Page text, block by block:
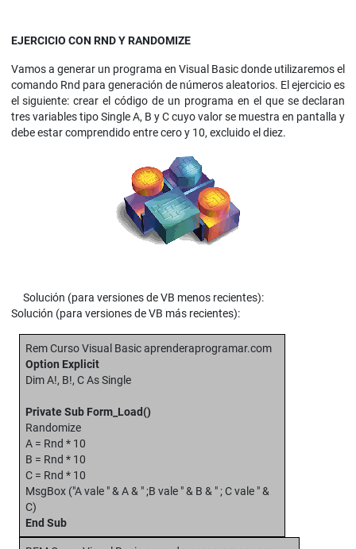
EJERCICIO CON RND Y RANDOMIZE
Vamos a generar un programa en Visual Basic donde utilizaremos el
comando Rnd para generación de números aleatorios. El ejercicio es
el siguiente: crear el código de un programa en el que se declaran
tres variables tipo Single A, B y C cuyo valor se muestra en pantalla y
debe estar comprendido entre cero y 10, excluido el diez.
Solución (para versiones de VB menos recientes):
Solución (para versiones de VB más recientes):
Rem Curso Visual Basic aprenderaprogramar.com
Option Explicit
Dim A!, B!, C As Single
Private Sub Form_Load()
Randomize
A = Rnd * 10
B = Rnd * 10
C = Rnd * 10
MsgBox ("A vale " & A & " ;B vale " & B & " ; C vale " &
C)
End Sub